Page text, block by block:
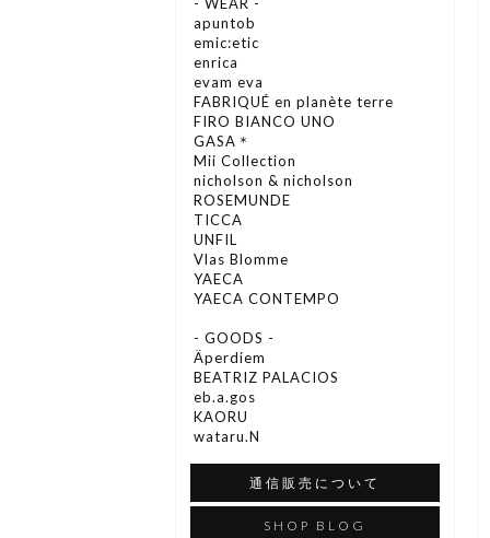
apuntob
emic:etic
enrica
evam eva
FABRIQUÉ en planète terre
FIRO BIANCO UNO
GASA＊
Mii Collection
nicholson & nicholson
ROSEMUNDE
TICCA
UNFIL
Vlas Blomme
YAECA
YAECA CONTEMPO
- GOODS -
Äperdiem
BEATRIZ PALACIOS
eb.a.gos
KAORU
wataru.N
通信販売について
SHOP BLOG